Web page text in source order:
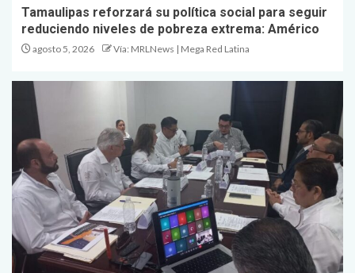
Tamaulipas reforzará su política social para seguir
reduciendo niveles de pobreza extrema: Américo
agosto 5, 2026 Vía: MRLNews | Mega Red Latina